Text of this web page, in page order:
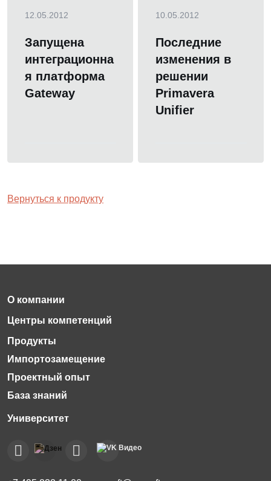
12.05.2012
Запущена
интеграционна
я платформа
Gateway
10.05.2012
Последние
изменения в
решении
Primavera
Unifier
Вернуться к продукту
Импортозамещение
Проектный опыт
База знаний